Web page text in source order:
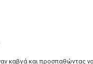
καβγά και προσπαθώντας